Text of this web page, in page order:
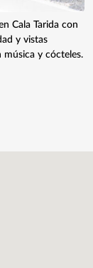
Cala Tarida con
y vistas
música y cócteles.